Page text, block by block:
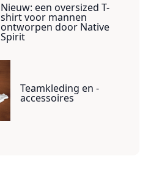
Nieuw: een oversized T-
shirt voor mannen
ontworpen door Native
Spirit
Teamkleding en -
accessoires